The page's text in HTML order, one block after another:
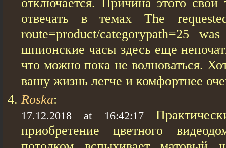
отвечать в темах The
route=product/categorypath=25
шпионские чaсы здесь еще
что можно пока не волноваться.
вашу жизнь легче и комфортнее
Roska:
17.12.2018 at 16:42:17
приобретение цветного